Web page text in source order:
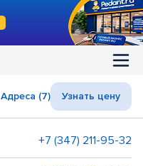
Адреса (7) Узнать цену
+7 (347) 211-95-32